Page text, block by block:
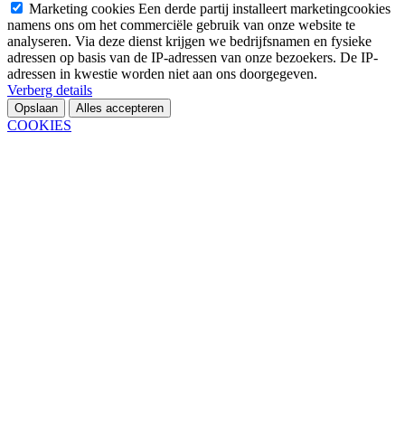
Marketing cookies Een derde partij installeert marketingcookies
namens ons om het commerciële gebruik van onze website te
analyseren. Via deze dienst krijgen we bedrijfsnamen en fysieke
adressen op basis van de IP-adressen van onze bezoekers. De IP-
adressen in kwestie worden niet aan ons doorgegeven.
Verberg details
Opslaan Alles accepteren
COOKIES